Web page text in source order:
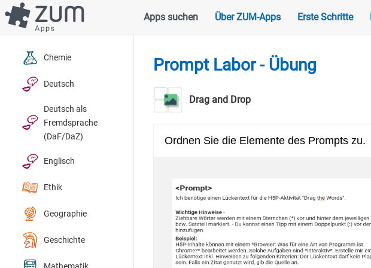
Direkt
zum
Inhalt
Hauptnavigation
Apps suchen Über ZUM-Apps Erste Schritte
Chemie
Deutsch
Deutsch als
Fremdsprache
(DaF/DaZ)
Englisch
Ethik
Geographie
Geschichte
Prompt Labor - Übung
Drag and Drop